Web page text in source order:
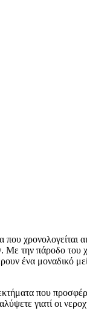
που
την πάροδο
ένα μοναδικό
που
γιατί οι